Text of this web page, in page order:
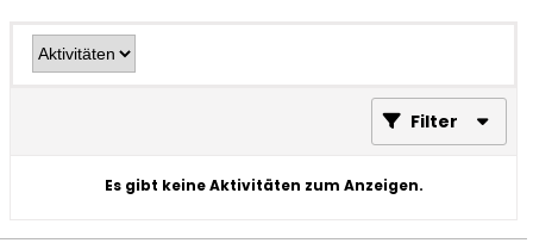
Filter
Es gibt keine Aktivitäten zum Anzeigen.